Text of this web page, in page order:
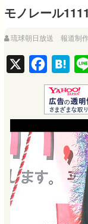
モノレール
琉球朝日放送 報道制
a
c
e
b
o
o
H
a
t
e
n
a